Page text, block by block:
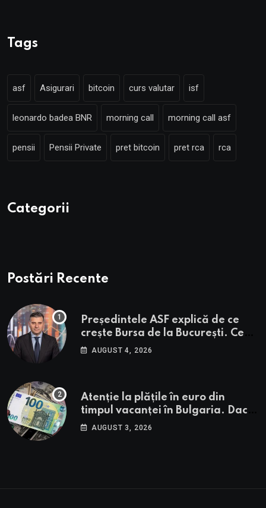
Tags
asf Asigurari bitcoin curs valutar isf
leonardo badea BNR morning call morning call asf
pensii Pensii Private pret bitcoin pret rca rca
Categorii
Postări Recente
Președintele ASF explică de ce
crește Bursa de la București. Ce
urmează pentru BVB potrivit lui
AUGUST 4, 2026
Atenție la plățile în euro din
timpul vacanței în Bulgaria. Dacă
în România cele mai falsificate
AUGUST 3, 2026